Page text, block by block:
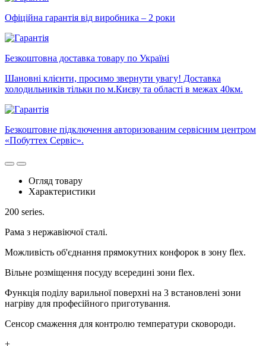
Офіційна гарантія від виробника – 2 роки
Безкоштовна доставка товару по Україні
Шановні клієнти, просимо звернути увагу! Доставка
холодильників тільки по м.Києву та області в межах 40км.
Безкоштовне підключення авторизованим сервісним центром
«Побуттех Сервіс».
Огляд товару
Характеристики
200 series.
Рама з нержавіючої сталі.
Можливість об'єднання прямокутних конфорок в зону flex.
Вільне розміщення посуду всередині зони flex.
Функція поділу варильної поверхні на 3 встановлені зони
нагріву для професійного приготування.
Сенсор смаження для контролю температури сковороди.
+